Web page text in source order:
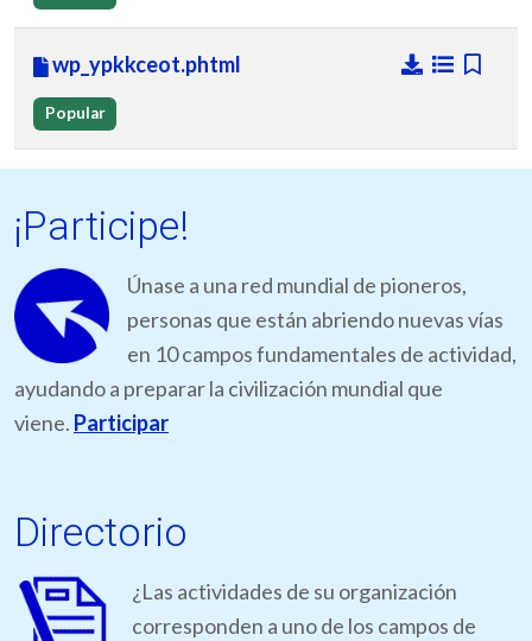
wp_ypkkceot.phtml
Popular
¡Participe!
Únase a una red mundial de pioneros,
personas que están abriendo nuevas vías
en 10 campos fundamentales de actividad,
ayudando a preparar la civilización mundial que
viene. Participar
Directorio
¿Las actividades de su organización
corresponden a uno de los campos de